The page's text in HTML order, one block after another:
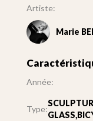
Artiste:
Marie
Année:
Type: